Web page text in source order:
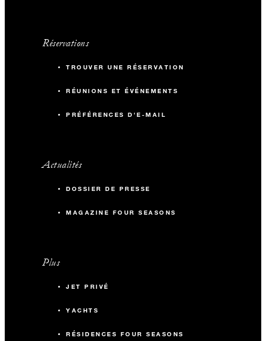
Réservations
TROUVER UNE RÉSERVATION
RÉUNIONS ET ÉVÉNEMENTS
PRÉFÉRENCES D'E-MAIL
Actualités
DOSSIER DE PRESSE
MAGAZINE FOUR SEASONS
Plus
JET PRIVÉ
YACHTS
RÉSIDENCES FOUR SEASONS